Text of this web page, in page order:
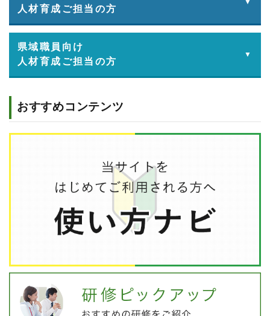
人材育成ご担当の方
県域職員向け
人材育成ご担当の方
おすすめコンテンツ